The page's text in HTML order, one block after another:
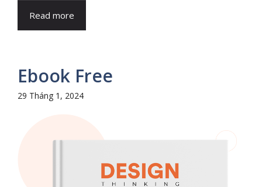
Read more
Ebook Free
29 Tháng 1, 2024